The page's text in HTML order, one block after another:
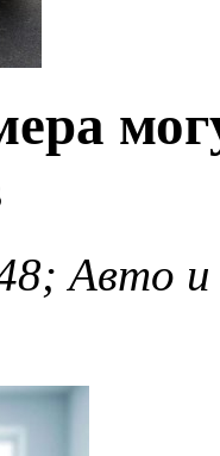
Авто и